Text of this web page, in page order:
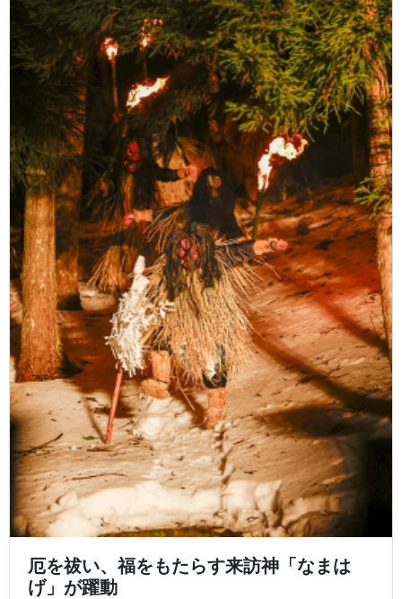
厄を祓い、福をもたらす来訪神「なまは
げ」が躍動